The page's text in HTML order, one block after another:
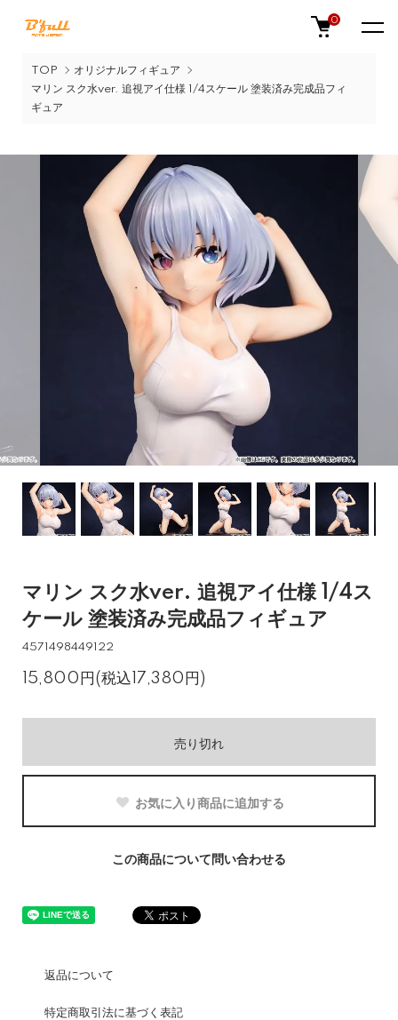
0
TOP
オリジナルフィギュア
マリン スク水ver. 追視アイ仕様 1/4スケール 塗装済み完成品フィ
ギュア
マリン スク水ver. 追視アイ仕様 1/4ス
ケール 塗装済み完成品フィギュア
4571498449122
15,800円(税込17,380円)
売り切れ
お気に入り商品に追加する
この商品について問い合わせる
返品について
特定商取引法に基づく表記